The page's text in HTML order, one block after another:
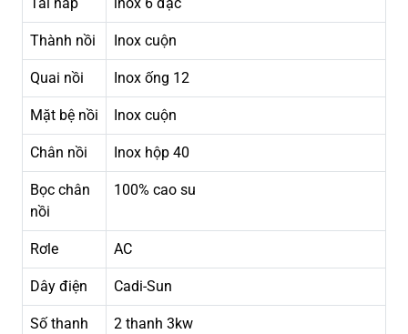
Tai nắp inox 6 đặc
Thành nồi Inox cuộn
Quai nồi Inox ống 12
Mặt bệ nồi Inox cuộn
Chân nồi Inox hộp 40
Bọc chân
nồi
100% cao su
Rơle AC
Dây điện Cadi-Sun
Số thanh
2 thanh 3kw